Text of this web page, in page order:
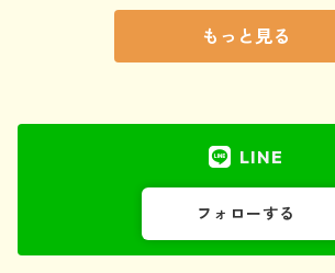
もっと見る
LINE
フォローする